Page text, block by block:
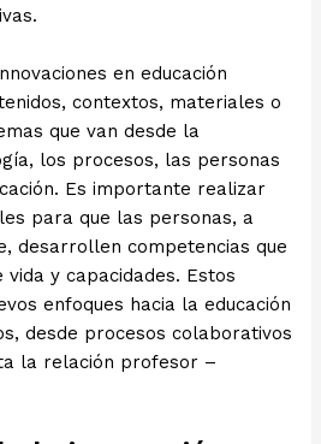
en educación
contextos, materiales o
que van desde la
los procesos, las personas
Es importante realizar
para que las personas, a
desarrollen competencias que
vida y capacidades. Estos
enfoques hacia la educación
desde procesos colaborativos
la relación profesor –